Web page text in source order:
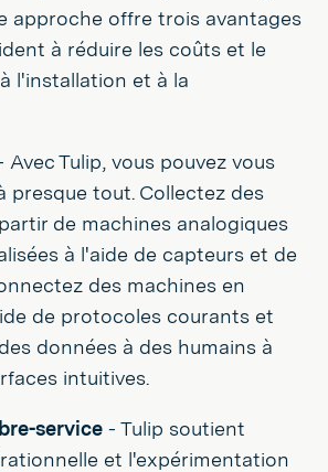
approche offre trois avantages
à réduire les coûts et le
l'installation et à la
Avec Tulip, vous pouvez vous
presque tout. Collectez des
de machines analogiques
à l'aide de capteurs et de
des machines en
de protocoles courants et
données à des humains à
intuitives.
service - Tulip soutient
et l'expérimentation